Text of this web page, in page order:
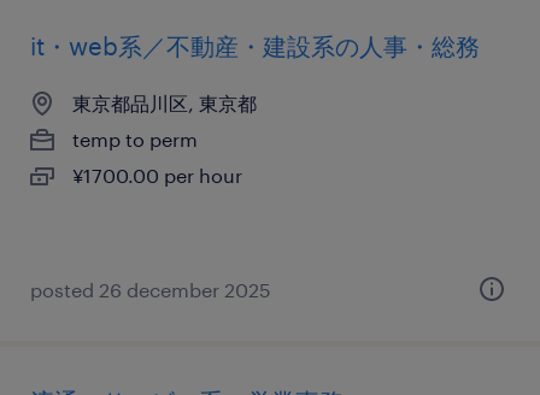
it・web系／不動産・建設系の人事・総務
東京都品川区, 東京都
temp to perm
¥1700.00 per hour
posted 26 december 2025